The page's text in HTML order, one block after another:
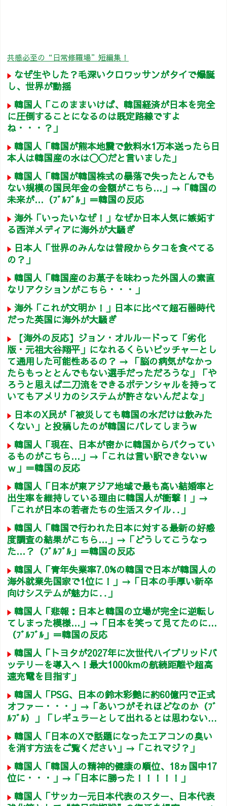
共感必至の“日常修羅場”短編集！
なぜ生やした？毛深いクロワッサンがタイで爆誕
し、世界が動揺
韓国人「このままいけば、韓国経済が日本を完全
に圧倒することになるのは既定路線ですよ
ね・・・？」
韓国人「韓国が熊本地震で飲料水1万本送ったら日
本人は韓国産の水は〇〇だと言いました」
韓国人「韓国が韓国株式の暴落で失ったとんでも
ない規模の国民年金の金額がこちら…」→「韓国の
未来が…（ﾌﾞﾙﾌﾞﾙ」＝韓国の反応
海外「いったいなぜ！」なぜか日本人気に嫉妬す
る西洋メディアに海外が大騒ぎ
日本人「世界のみんなは普段からタコを食べてる
の？」
韓国人「韓国産のお菓子を味わった外国人の素直
なリアクションがこちら・・・」
海外「これが文明か！」日本に比べて超石器時代
だった英国に海外が大騒ぎ
【海外の反応】ジョン・オルルードって「劣化
版・元祖大谷翔平」になれるくらいピッチャーとし
て通用した可能性あるの？ → 「脳の病気がなかっ
たらもっととんでもない選手だっただろうな」「や
ろうと思えば二刀流をできるポテンシャルを持って
いてもアメリカのシステムが許さないんだよな」
日本のX民が「被災しても韓国の水だけは飲みた
くない」と投稿したのが韓国にバレてしまうw
韓国人「現在、日本が密かに韓国からパクってい
るものがこちら…」→「これは言い訳できないｗ
ｗ」＝韓国の反応
韓国人「日本が東アジア地域で最も高い結婚率と
出生率を維持している理由に韓国人が衝撃！」→
「これが日本の若者たちの生活スタイル‥」
韓国人「韓国で行われた日本に対する最新の好感
度調査の結果がこちら…」→「どうしてこうなっ
た…？（ﾌﾞﾙﾌﾞﾙ」＝韓国の反応
韓国人「青年失業率7.0%の韓国で日本が韓国人の
海外就業先国家で1位に！」→「日本の手厚い新卒
向けシステムが魅力に‥」
韓国人「悲報：日本と韓国の立場が完全に逆転し
てしまった模様…」→「日本を笑って見てたのに…
（ﾌﾞﾙﾌﾞﾙ」＝韓国の反応
韓国人「トヨタが2027年に次世代ハイブリッドバ
ッテリーを導入へ！最大1000kmの航続距離や超高
速充電を目指す」
韓国人「PSG、日本の鈴木彩艶に約60億円で正式
オファー・・・」→「あいつがそれほどなのか（ﾌﾞ
ﾙﾌﾞﾙ）」「レギュラーとして出れるとは思わない...
韓国人「日本のXで話題になったエアコンの臭い
を消す方法をご覧ください」→「これマジ？」
韓国人「韓国人の精神的健康の順位、18ヵ国中17
位に・・・」→「日本に勝った！！！！！」
韓国人「サッカー元日本代表のスター、日本代表